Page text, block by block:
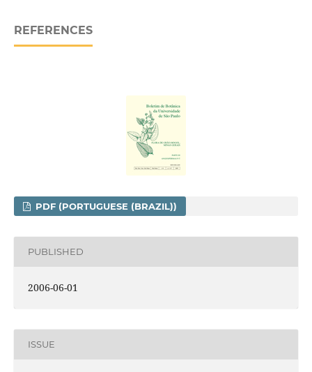
REFERENCES
PDF (PORTUGUESE (BRAZIL))
PUBLISHED
2006-06-01
ISSUE